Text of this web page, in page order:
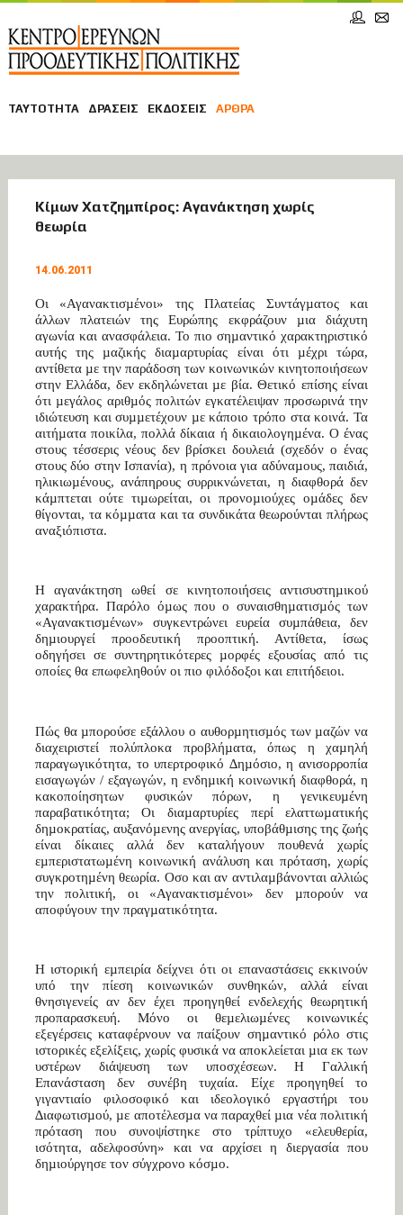
ΤΑΥΤΟΤΗΤΑ ΔΡΑΣΕΙΣ ΕΚΔΟΣΕΙΣ ΑΡΘΡΑ
ΑΡΘΡΑ
ΘΕΣΜΟΙ ΚΑΙ ΔΙΑΦΑΝΕΙΑ
14.06.2011
Κίμων Χατζημπίρος: Αγανάκτηση χωρίς
θεωρία
Οι «Αγανακτισµένοι» της Πλατείας Συντάγµατος και
άλλων πλατειών της Ευρώπης εκφράζουν µια διάχυτη
αγωνία και ανασφάλεια. Το πιο σηµαντικό χαρακτηριστικό
αυτής της µαζικής διαµαρτυρίας είναι ότι µέχρι τώρα,
αντίθετα µε την παράδοση των κοινωνικών κινητοποιήσεων
στην Ελλάδα, δεν εκδηλώνεται µε βία. Θετικό επίσης είναι
ότι µεγάλος αριθµός πολιτών εγκατέλειψαν προσωρινά την
ιδιώτευση και συµµετέχουν µε κάποιο τρόπο στα κοινά. Τα
αιτήµατα ποικίλα, πολλά δίκαια ή δικαιολογηµένα. Ο ένας
στους τέσσερις νέους δεν βρίσκει δουλειά (σχεδόν ο ένας
στους δύο στην Ισπανία), η πρόνοια για αδύναµους, παιδιά,
ηλικιωµένους, ανάπηρους συρρικνώνεται, η διαφθορά δεν
κάµπτεται ούτε τιµωρείται, οι προνοµιούχες οµάδες δεν
θίγονται, τα κόµµατα και τα συνδικάτα θεωρούνται πλήρως
αναξιόπιστα.
Η αγανάκτηση ωθεί σε κινητοποιήσεις αντισυστηµικού
χαρακτήρα. Παρόλο όµως που ο συναισθηµατισµός των
«Αγανακτισµένων» συγκεντρώνει ευρεία συµπάθεια, δεν
δηµιουργεί προοδευτική προοπτική. Αντίθετα, ίσως
οδηγήσει σε συντηρητικότερες µορφές εξουσίας από τις
οποίες θα επωφεληθούν οι πιο φιλόδοξοι και επιτήδειοι.
Πώς θα µπορούσε εξάλλου ο αυθορµητισµός των µαζών να
διαχειριστεί πολύπλοκα προβλήµατα, όπως η χαµηλή
παραγωγικότητα, το υπερτροφικό ∆ηµόσιο, η ανισορροπία
εισαγωγών / εξαγωγών, η ενδηµική κοινωνική διαφθορά, η
κακοποίησητων φυσικών πόρων, η γενικευµένη
παραβατικότητα; Οι διαµαρτυρίες περί ελαττωµατικής
δηµοκρατίας, αυξανόµενης ανεργίας, υποβάθµισης της ζωής
είναι δίκαιες αλλά δεν καταλήγουν πουθενά χωρίς
εµπεριστατωµένη κοινωνική ανάλυση και πρόταση, χωρίς
συγκροτηµένη θεωρία. Οσο και αν αντιλαµβάνονται αλλιώς
την πολιτική, οι «Αγανακτισµένοι» δεν µπορούν να
αποφύγουν την πραγµατικότητα.
Η ιστορική εµπειρία δείχνει ότι οι επαναστάσεις εκκινούν
υπό την πίεση κοινωνικών συνθηκών, αλλά είναι
θνησιγενείς αν δεν έχει προηγηθεί ενδελεχής θεωρητική
προπαρασκευή. Μόνο οι θεµελιωµένες κοινωνικές
εξεγέρσεις καταφέρνουν να παίξουν σηµαντικό ρόλο στις
ιστορικές εξελίξεις, χωρίς φυσικά να αποκλείεται µια εκ των
υστέρων διάψευση των υποσχέσεων. Η Γαλλική
Επανάσταση δεν συνέβη τυχαία. Είχε προηγηθεί το
γιγαντιαίο φιλοσοφικό και ιδεολογικό εργαστήρι του
∆ιαφωτισµού, µε αποτέλεσµα να παραχθεί µια νέα πολιτική
πρόταση που συνοψίστηκε στο τρίπτυχο «ελευθερία,
ισότητα, αδελφοσύνη» και να αρχίσει η διεργασία που
δηµιούργησε τον σύγχρονο κόσµο.